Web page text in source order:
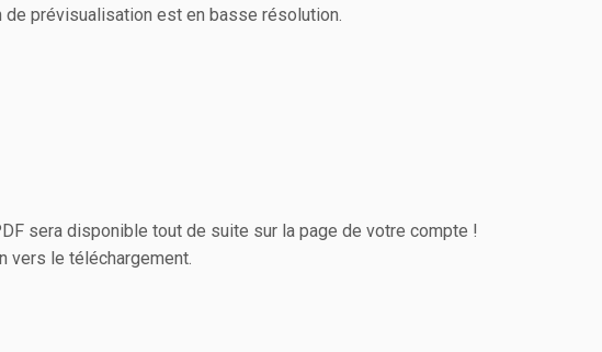
prévisualisation est en basse résolution.
sera disponible tout de suite sur la page de votre compte !
vers le téléchargement.